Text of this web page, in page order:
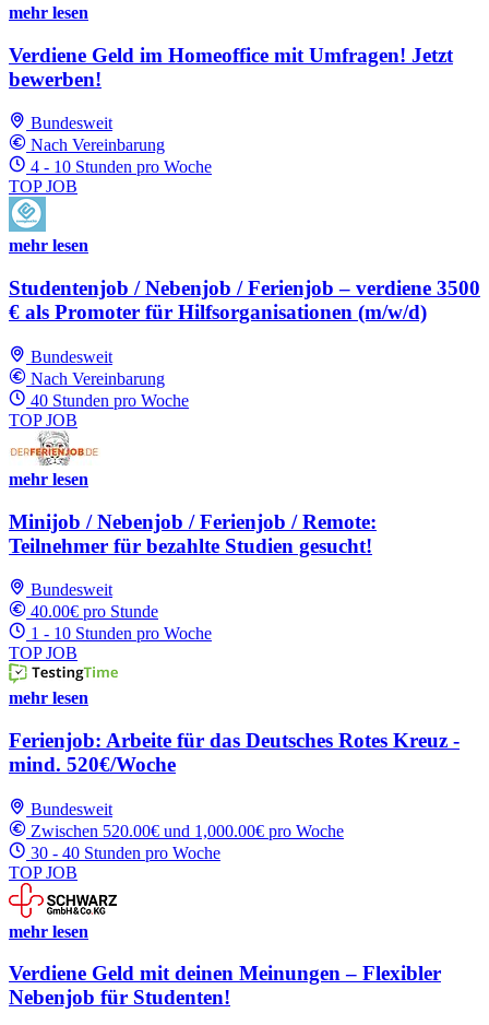
mehr lesen
Verdiene Geld im Homeoffice mit Umfragen! Jetzt
bewerben!
Bundesweit
Nach Vereinbarung
4 - 10 Stunden pro Woche
TOP JOB
mehr lesen
Studentenjob / Nebenjob / Ferienjob – verdiene 3500
€ als Promoter für Hilfsorganisationen (m/w/d)
Bundesweit
Nach Vereinbarung
40 Stunden pro Woche
TOP JOB
mehr lesen
Minijob / Nebenjob / Ferienjob / Remote:
Teilnehmer für bezahlte Studien gesucht!
Bundesweit
40.00€ pro Stunde
1 - 10 Stunden pro Woche
TOP JOB
mehr lesen
Ferienjob: Arbeite für das Deutsches Rotes Kreuz -
mind. 520€/Woche
Bundesweit
Zwischen 520.00€ und 1,000.00€ pro Woche
30 - 40 Stunden pro Woche
TOP JOB
mehr lesen
Verdiene Geld mit deinen Meinungen – Flexibler
Nebenjob für Studenten!